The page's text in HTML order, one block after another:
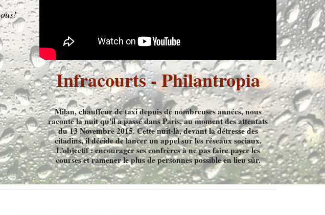
Infracourts - Philantropia
Milan, chauffeur de taxi depuis de nombreuses années, nous
raconte la nuit qu'il a passé dans Paris, au moment des attentats
du 13 Novembre 2015. Cette nuit-là, devant la détresse des
citadins, il décide de lancer un appel sur les réseaux sociaux.
L’objectif : encourager ses confrères à ne pas faire payer les
courses et ramener le plus de personnes possible en lieu sûr.